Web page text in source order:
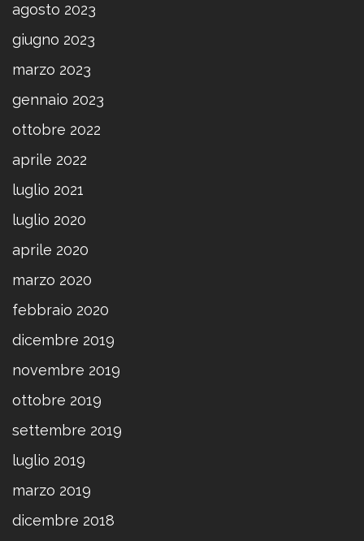
agosto 2023
giugno 2023
marzo 2023
gennaio 2023
ottobre 2022
aprile 2022
luglio 2021
luglio 2020
aprile 2020
marzo 2020
febbraio 2020
dicembre 2019
novembre 2019
ottobre 2019
settembre 2019
luglio 2019
marzo 2019
dicembre 2018